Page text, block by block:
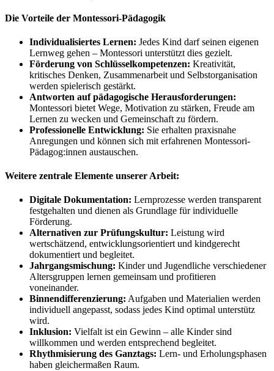
Die Vorteile der Montessori-Pädagogik
Individualisiertes Lernen: Jedes Kind darf seinen eigenen
Lernweg gehen – Montessori unterstützt dies gezielt.
Förderung von Schlüsselkompetenzen: Kreativität,
kritisches Denken, Zusammenarbeit und Selbstorganisation
werden spielerisch gestärkt.
Antworten auf pädagogische Herausforderungen:
Montessori bietet Wege, Motivation zu stärken, Freude am
Lernen zu wecken und Gemeinschaft zu fördern.
Professionelle Entwicklung: Sie erhalten praxisnahe
Anregungen und können sich mit erfahrenen Montessori-
Pädagog:innen austauschen.
Weitere zentrale Elemente unserer Arbeit:
Digitale Dokumentation: Lernprozesse werden transparent
festgehalten und dienen als Grundlage für individuelle
Förderung.
Alternativen zur Prüfungskultur: Leistung wird
wertschätzend, entwicklungsorientiert und kindgerecht
dokumentiert und begleitet.
Jahrgangsmischung: Kinder und Jugendliche verschiedener
Altersgruppen lernen gemeinsam und profitieren
voneinander.
Binnendifferenzierung: Aufgaben und Materialien werden
individuell angepasst, sodass jedes Kind optimal unterstütz
wird.
Inklusion: Vielfalt ist ein Gewinn – alle Kinder sind
willkommen und werden entsprechend begleitet.
Rhythmisierung des Ganztags: Lern- und Erholungsphasen
haben gleichermaßen Raum.